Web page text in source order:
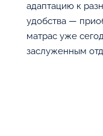
адаптацию к
удобства —
матрас уже
заслуженным